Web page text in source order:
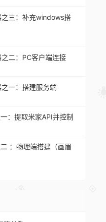
三：补充windows搭
二：PC客户端连接
一：搭建服务端
：提取米家API并控制
：物理端搭建（画眉